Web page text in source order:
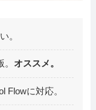
。
オススメ。
Flowに対応。